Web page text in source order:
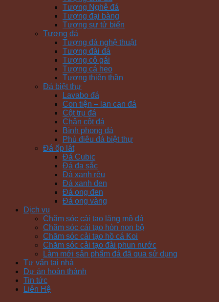
Tượng Nghê đá
Tượng đại bàng
Tượng sư tử biển
Tượng đá
Tượng đá nghệ thuật
Tượng đài đá
Tượng cô gái
Tượng cá heo
Tượng thiên thần
Đá biệt thự
Lavabo đá
Con tiện – lan can đá
Cột trụ đá
Chân cột đá
Bình phong đá
Phù điêu đá biệt thự
Đá ốp lát
Đá Cubic
Đá đa sắc
Đá xanh rêu
Đá xanh đen
Đá ong đen
Đá ong vàng
Dịch vụ
Chăm sóc cải tạo lăng mộ đá
Chăm sóc cải tạo hòn non bộ
Chăm sóc cải tạo hồ cá Koi
Chăm sóc cải tạo đài phun nước
Làm mới sản phẩm đá đã qua sử dụng
Tư vấn tại nhà
Dự án hoàn thành
Tin tức
Liên Hệ